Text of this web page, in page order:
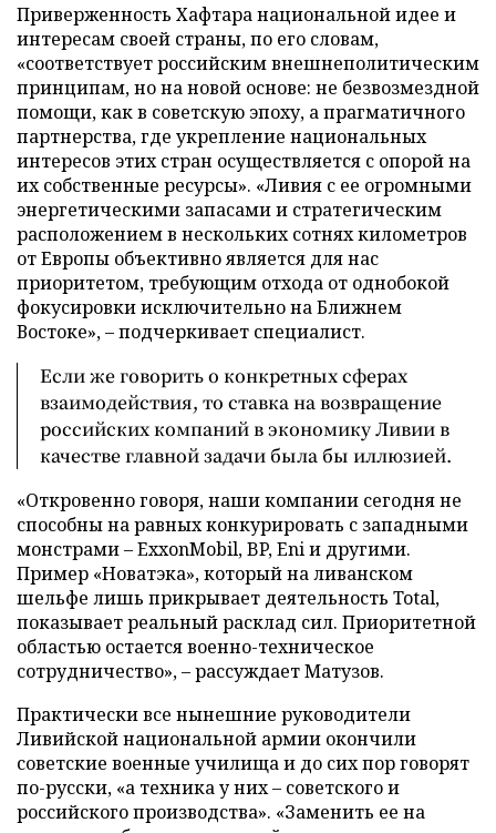
Приверженность Хафтара национальной идее и
интересам своей страны, по его словам,
«соответствует российским внешнеполитическим
принципам, но на новой основе: не безвозмездной
помощи, как в советскую эпоху, а прагматичного
партнерства, где укрепление национальных
интересов этих стран осуществляется с опорой на
их собственные ресурсы». «Ливия с ее огромными
энергетическими запасами и стратегическим
расположением в нескольких сотнях километров
от Европы объективно является для нас
приоритетом, требующим отхода от однобокой
фокусировки исключительно на Ближнем
Востоке», – подчеркивает специалист.
Если же говорить о конкретных сферах
взаимодействия, то ставка на возвращение
российских компаний в экономику Ливии в
качестве главной задачи была бы иллюзией.
«Откровенно говоря, наши компании сегодня не
способны на равных конкурировать с западными
монстрами – ExxonMobil, BP, Eni и другими.
Пример «Новатэка», который на ливанском
шельфе лишь прикрывает деятельность Total,
показывает реальный расклад сил. Приоритетной
областью остается военно-техническое
сотрудничество», – рассуждает Матузов.
Практически все нынешние руководители
Ливийской национальной армии окончили
советские военные училища и до сих пор говорят
по-русски, «а техника у них – советского и
российского производства». «Заменить ее на